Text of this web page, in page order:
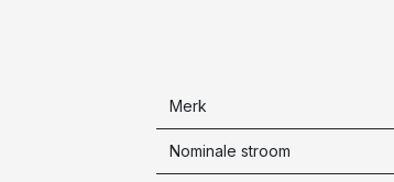
Merk
Nominale stroom